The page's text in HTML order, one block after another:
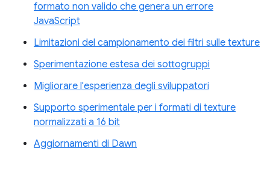
formato non valido che genera un errore
JavaScript
Limitazioni del campionamento dei filtri sulle texture
Sperimentazione estesa dei sottogruppi
Migliorare l'esperienza degli sviluppatori
Supporto sperimentale per i formati di texture
normalizzati a 16 bit
Aggiornamenti di Dawn